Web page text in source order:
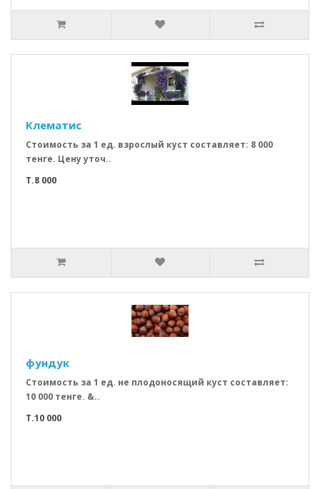
Клeматис
Стоимость за 1 ед. взрослый куст составляет: 8 000
тенге. Цену уточ..
T.8 000
фундук
Стоимость за 1 ед. не плодоносящий куст составляет:
10 000 тенге. &..
T.10 000